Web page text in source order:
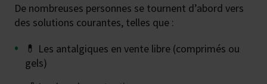
De nombreuses personnes se tournent d’abord vers
des solutions courantes, telles que :
💊 Les antalgiques en vente libre (comprimés ou
gels)